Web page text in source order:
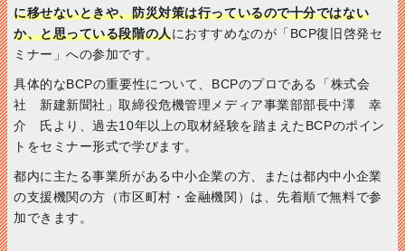
に移せないときや、防災対策は行っているので十分ではない
か、と思っている段階の人におすすめなのが「BCP復旧啓発セ
ミナー」への参加です。
具体的なBCPの重要性について、BCPのプロである「株式会
社 新建新聞社」取締役危機管理メディア事業部部長中澤 幸
介 氏より、過去10年以上の取材経験を踏まえたBCPのポイン
トをセミナー形式で学びます。
都内に主たる事業所がある中小企業の方、または都内中小企業
の支援機関の方（市区町村・金融機関）は、先着順で無料で参
加できます。